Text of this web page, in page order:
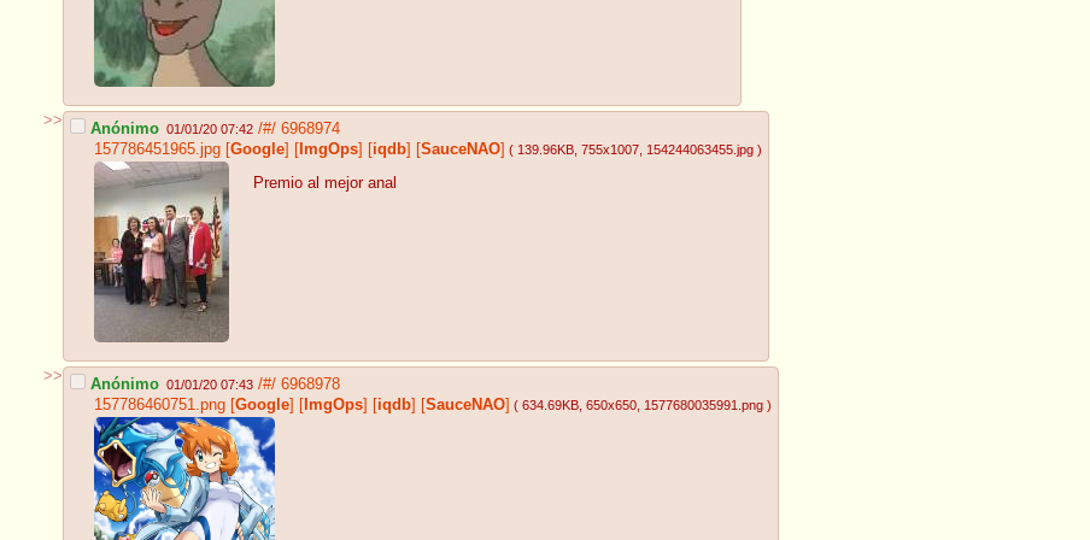
>> Anónimo 01/01/20 07:42 /#/ 6968974
157786451965.jpg [Google] [ ImgOps] [iqdb] [SauceNAO] ( 139.96KB , 755x1007 , 154244063455.jpg )
Premio al mejor anal
>> Anónimo 01/01/20 07:43 /#/ 6968978
157786460751.png [Google] [ ImgOps] [iqdb] [SauceNAO] ( 634.69KB , 650x650 , 1577680035991.png )